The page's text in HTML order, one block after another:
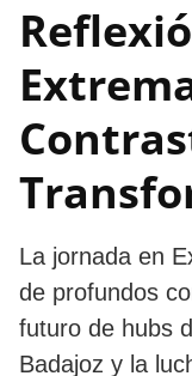
La jornada en
de profundos
futuro de hubs
Badajoz y la